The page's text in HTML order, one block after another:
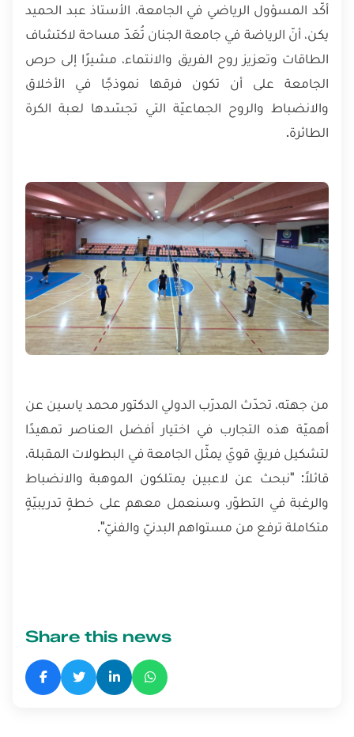
أكّد المسؤول الرياضي في الجامعة، الأستاذ عبد الحميد
يكن، أنّ الرياضة في جامعة الجنان تُعَدّ مساحة لاكتشاف
الطاقات وتعزيز روح الفريق والانتماء، مشيرًا إلى حرص
الجامعة على أن تكون فرقها نموذجًا في الأخلاق
والانضباط والروح الجماعيّة التي تجسّدها لعبة الكرة
الطائرة.
من جهته، تحدّث المدرّب الدولي الدكتور محمد ياسين عن
أهميّة هذه التجارب في اختيار أفضل العناصر تمهيدًا
لتشكيل فريقٍ قويّ يمثّل الجامعة في البطولات المقبلة،
قائلاً: "نبحث عن لاعبين يمتلكون الموهبة والانضباط
والرغبة في التطوّر، وسنعمل معهم على خطةٍ تدريبيّةٍ
متكاملة ترفع من مستواهم البدنيّ والفنيّ".
Share this news